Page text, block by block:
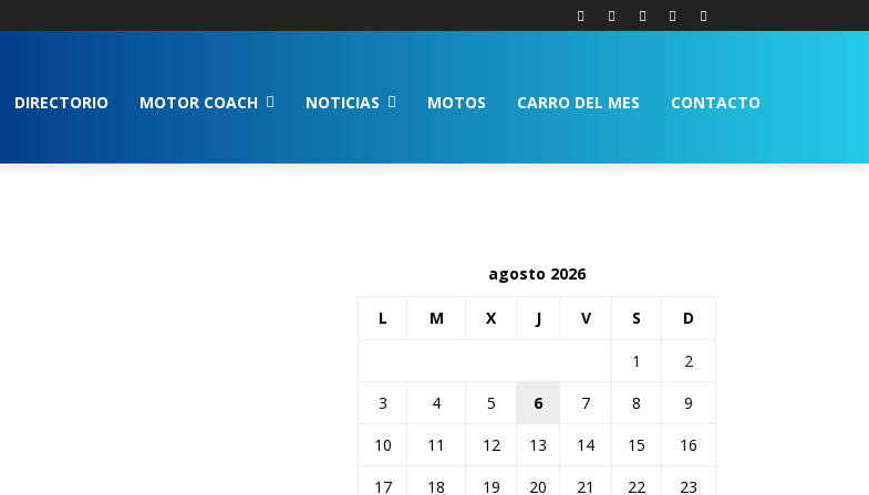
DIRECTORIO MOTOR COACH NOTICIAS MOTOS CARRO DEL MES CONTACTO
agosto 2026
L M X J V S D
1
2
3
4 5 6 7 8
9
10
11 12 13 14 15
16
17
18 19 20 21 22 23